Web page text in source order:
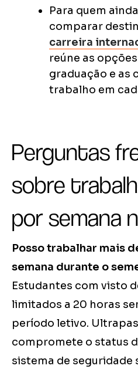
Para quem
comparar
carreira
reúne as
graduação e as
trabalho em
Perguntas
sobre
por semana
Posso trabalhar mais
semana durante o
Estudantes com visto
limitados a 20 horas
período letivo.
compromete o status
sistema de seguridade